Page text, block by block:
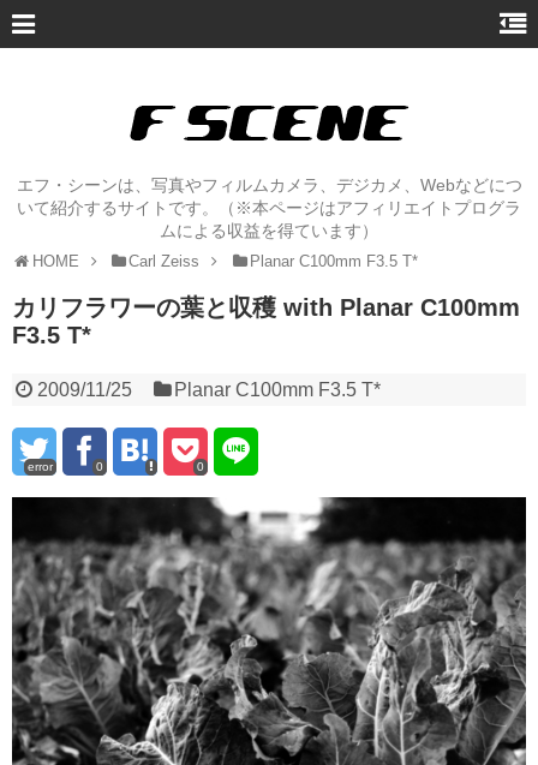
エフ・シーンは、写真やフィルムカメラ、デジカメ、Webなどにつ
いて紹介するサイトです。（※本ページはアフィリエイトプログラ
ムによる収益を得ています）
HOME Carl Zeiss Planar C100mm F3.5 T*
カリフラワーの葉と収穫 with Planar C100mm
F3.5 T*
2009/11/25 Planar C100mm F3.5 T*
error 0 0